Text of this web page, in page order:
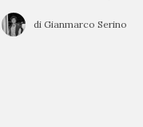
di Gianmarco Serino